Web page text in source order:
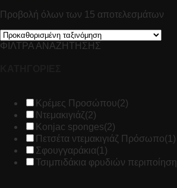
Προβολή όλων των 15 αποτελεσμάτων
ΦΙΛΤΡΑ ΑΝΑΖΗΤΗΣΗΣ
Κρέμες Προσώπου(2)
Ντεμακιγιάζ(2)
Konjac sponges(2)
Πετσέτα ντεμακιγιάζ Πρόσωπο(1)
Σφουγγαράκια(1)
Τσιμπιδάκια φρυδιών περιποίηση